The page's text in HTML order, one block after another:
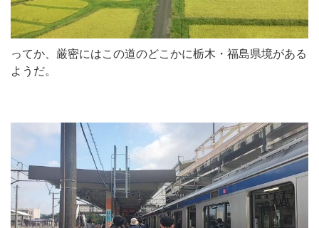
ってか、厳密にはこの道のどこかに栃木・福島県境がある
ようだ。